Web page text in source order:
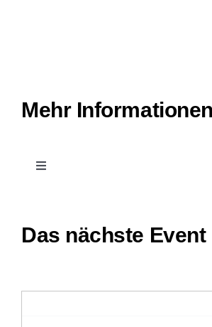
Mehr Informationen
Toggle
Das nächste Event